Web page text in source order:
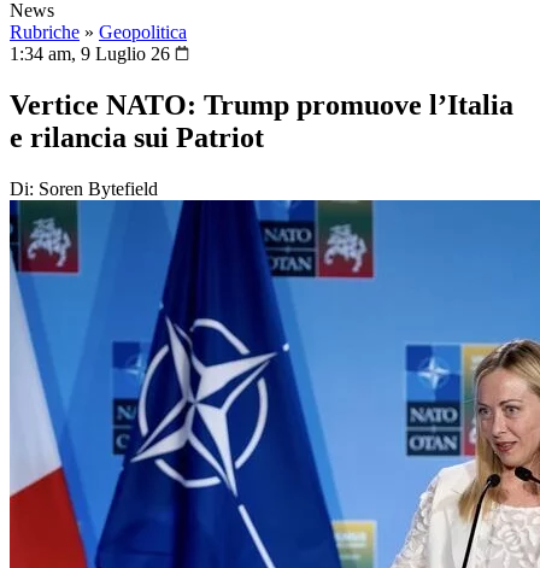
News
Rubriche » Geopolitica
1:34 am, 9 Luglio 26
Vertice NATO: Trump promuove l’Italia
e rilancia sui Patriot
Di: Soren Bytefield